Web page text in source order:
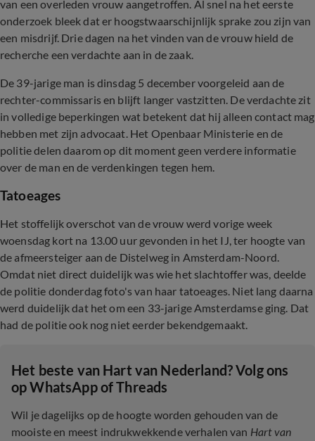
van een overleden vrouw aangetroffen. Al snel na het eerste
onderzoek bleek dat er hoogstwaarschijnlijk sprake zou zijn van
een misdrijf. Drie dagen na het vinden van de vrouw hield de
recherche een verdachte aan in de zaak.
De 39-jarige man is dinsdag 5 december voorgeleid aan de
rechter-commissaris en blijft langer vastzitten. De verdachte zit
in volledige beperkingen wat betekent dat hij alleen contact mag
hebben met zijn advocaat. Het Openbaar Ministerie en de
politie delen daarom op dit moment geen verdere informatie
over de man en de verdenkingen tegen hem.
Tatoeages
Het stoffelijk overschot van de vrouw werd vorige week
woensdag kort na 13.00 uur gevonden in het IJ, ter hoogte van
de afmeersteiger aan de Distelweg in Amsterdam-Noord.
Omdat niet direct duidelijk was wie het slachtoffer was, deelde
de politie donderdag foto's van haar tatoeages. Niet lang daarna
werd duidelijk dat het om een 33-jarige Amsterdamse ging. Dat
had de politie ook nog niet eerder bekendgemaakt.
Het beste van Hart van Nederland? Volg ons
op WhatsApp of Threads
Wil je dagelijks op de hoogte worden gehouden van de
mooiste en meest indrukwekkende verhalen van Hart van